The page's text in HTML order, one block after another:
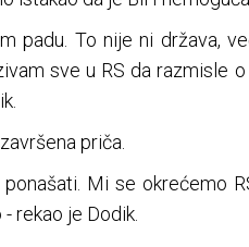
padu. To nije ni država,
sve u RS da razmisle
priča.
Mi se okrećemo
rekao je Dodik.